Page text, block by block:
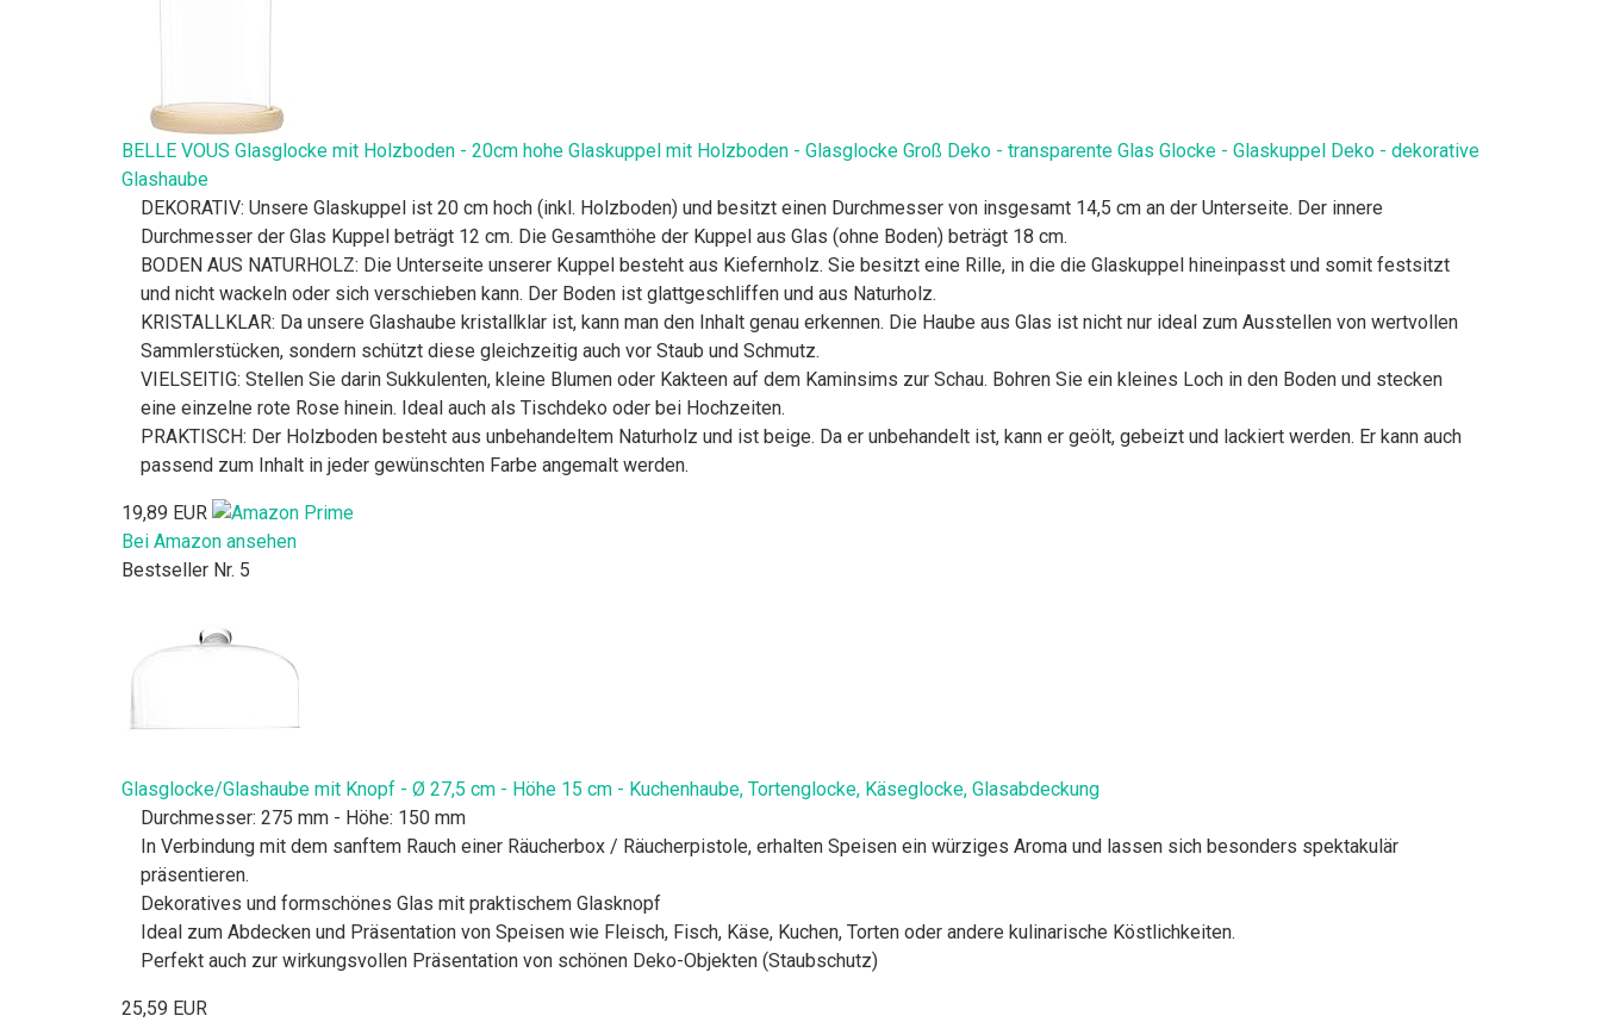
BELLE VOUS Glasglocke mit Holzboden - 20cm hohe Glaskuppel mit Holzboden - Glasglocke Groß Deko - transparente Glas Glocke - Glaskuppel Deko - dekorative
Glashaube
DEKORATIV: Unsere Glaskuppel ist 20 cm hoch (inkl. Holzboden) und besitzt einen Durchmesser von insgesamt 14,5 cm an der Unterseite. Der innere
Durchmesser der Glas Kuppel beträgt 12 cm. Die Gesamthöhe der Kuppel aus Glas (ohne Boden) beträgt 18 cm.
BODEN AUS NATURHOLZ: Die Unterseite unserer Kuppel besteht aus Kiefernholz. Sie besitzt eine Rille, in die die Glaskuppel hineinpasst und somit festsitzt
und nicht wackeln oder sich verschieben kann. Der Boden ist glattgeschliffen und aus Naturholz.
KRISTALLKLAR: Da unsere Glashaube kristallklar ist, kann man den Inhalt genau erkennen. Die Haube aus Glas ist nicht nur ideal zum Ausstellen von wertvollen
Sammlerstücken, sondern schützt diese gleichzeitig auch vor Staub und Schmutz.
VIELSEITIG: Stellen Sie darin Sukkulenten, kleine Blumen oder Kakteen auf dem Kaminsims zur Schau. Bohren Sie ein kleines Loch in den Boden und stecken
eine einzelne rote Rose hinein. Ideal auch als Tischdeko oder bei Hochzeiten.
PRAKTISCH: Der Holzboden besteht aus unbehandeltem Naturholz und ist beige. Da er unbehandelt ist, kann er geölt, gebeizt und lackiert werden. Er kann auch
passend zum Inhalt in jeder gewünschten Farbe angemalt werden.
19,89 EUR
Bei Amazon ansehen
Bestseller Nr. 5
Glasglocke/Glashaube mit Knopf - Ø 27,5 cm - Höhe 15 cm - Kuchenhaube, Tortenglocke, Käseglocke, Glasabdeckung
Durchmesser: 275 mm - Höhe: 150 mm
In Verbindung mit dem sanftem Rauch einer Räucherbox / Räucherpistole, erhalten Speisen ein würziges Aroma und lassen sich besonders spektakulär
präsentieren.
Dekoratives und formschönes Glas mit praktischem Glasknopf
Ideal zum Abdecken und Präsentation von Speisen wie Fleisch, Fisch, Käse, Kuchen, Torten oder andere kulinarische Köstlichkeiten.
Perfekt auch zur wirkungsvollen Präsentation von schönen Deko-Objekten (Staubschutz)
25,59 EUR